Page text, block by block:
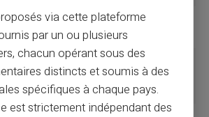
plus
long
Rapide et simplifié
Cartes
classiques
Cartes virtuelles,
prépayées ou
physiques
via cette plateforme
par un ou plusieurs
chacun opérant sous des
distincts et soumis à des
spécifiques à chaque pays.
est strictement indépendant des